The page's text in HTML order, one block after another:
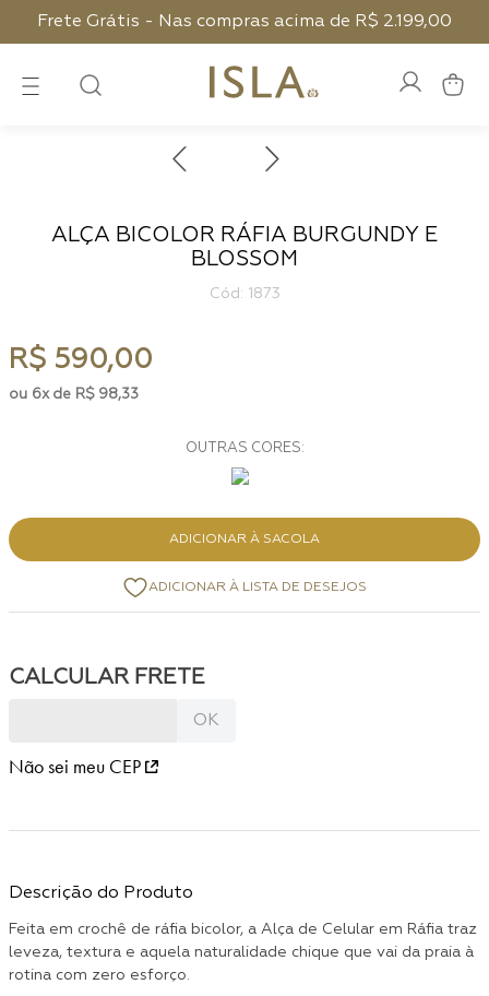
Frete Grátis - Nas compras acima de R$ 2.199,00
ALÇA BICOLOR RÁFIA BURGUNDY E
BLOSSOM
: 1873
R$ 590,00
6 R$ 98,33
ADICIONAR À SACOLA
Não sei meu CEP
Descrição do Produto
Feita em crochê de ráfia bicolor, a Alça de Celular em Ráfia traz
leveza, textura e aquela naturalidade chique que vai da praia à
rotina com zero esforço.